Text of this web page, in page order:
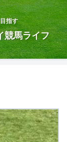
指す
競馬ライフ